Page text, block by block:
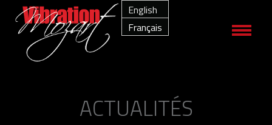
English
Français
ACTUALITÉS